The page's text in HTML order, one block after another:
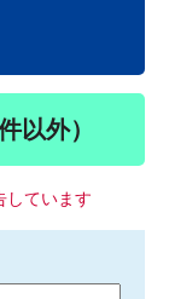
以外）
しています